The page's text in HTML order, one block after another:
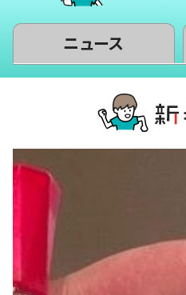
ニュース